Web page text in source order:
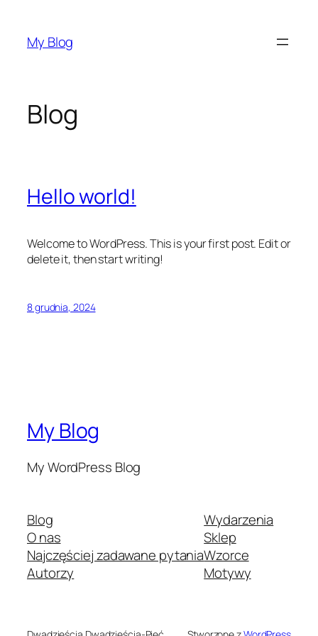
treściMy Blog
Blog
Hello world!
Welcome to WordPress. This is your first post. Edit or
delete it, then start writing!
8 grudnia, 2024
My Blog
My WordPress Blog
Blog
O nas
Najczęściej zadawane pytania
Autorzy
Wydarzenia
Sklep
Wzorce
Motywy